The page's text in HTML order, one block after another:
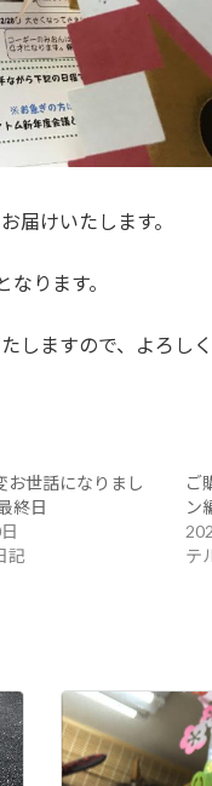
届けいたします。
ります。
しますので、よろしく
お世話になりまし
終日
記
ご
ン
テ